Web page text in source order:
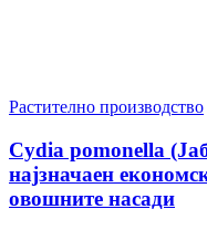
Растително производство
Cydia pomonella
најзначаен
овошните насади